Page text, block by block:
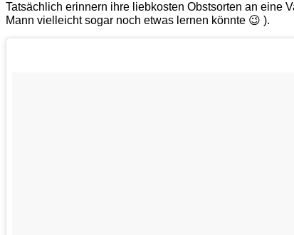
Tatsächlich erinnern ihre liebkosten Obstsorten an eine
Mann vielleicht sogar noch etwas lernen könnte 😉 ).